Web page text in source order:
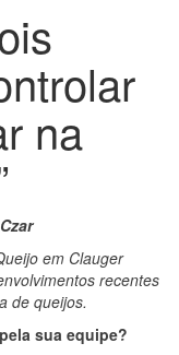
na
em Clauger
recentes
de queijos.
sua equipe?